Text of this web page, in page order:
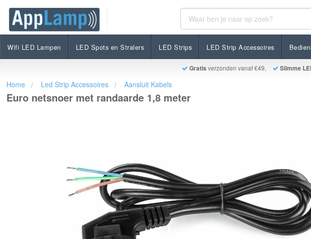
Wifi LED Lampen LED Spots en Stralers LED Strips LED Strip Accessoires
Gratis verzonden vanaf €49, Slimme
Euro netsnoer met randaarde 1,8 meter
€4,95 Op voorraad
Home Led Strip Accessoires Aansluit Kabels
Euro netsnoer met randaarde 1,8 meter